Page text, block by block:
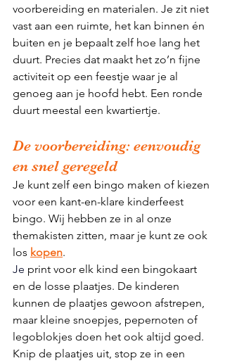
voorbereiding en materialen. Je zit niet
vast aan een ruimte, het kan binnen én
buiten en je bepaalt zelf hoe lang het
duurt. Precies dat maakt het zo’n fijne
activiteit op een feestje waar je al
genoeg aan je hoofd hebt. Een ronde
duurt meestal een kwartiertje.
De voorbereiding: eenvoudig
en snel geregeld
Je kunt zelf een bingo maken of kiezen
voor een kant-en-klare kinderfeest
bingo. Wij hebben ze in al onze
themakisten zitten, maar je kunt ze ook
los kopen.
Je print voor elk kind een bingokaart
en de losse plaatjes. De kinderen
kunnen de plaatjes gewoon afstrepen,
maar kleine snoepjes, pepernoten of
legoblokjes doen het ook altijd goed.
Knip de plaatjes uit, stop ze in een